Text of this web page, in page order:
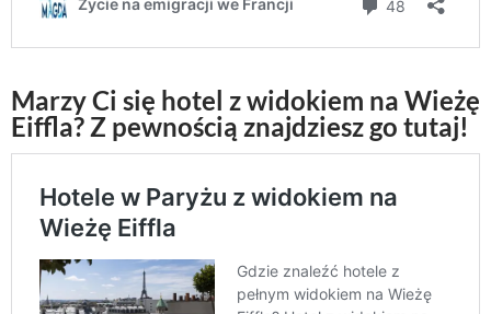
Marzy Ci się hotel z widokiem na Wieżę
Eiffla? Z pewnością znajdziesz go tutaj!